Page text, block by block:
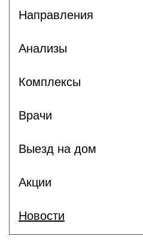
Направления
Анализы
Комплексы
Врачи
Выезд на дом
Акции
Новости